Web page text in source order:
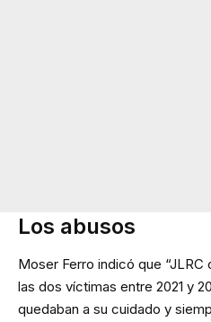
Los abusos
Moser Ferro indicó que
las dos víctimas entre 2021 y
quedaban a su cuidado y